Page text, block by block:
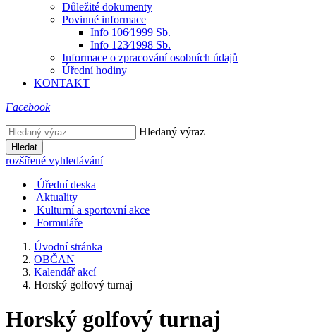
Důležité dokumenty
Povinné informace
Info 106⁄1999 Sb.
Info 123⁄1998 Sb.
Informace o zpracování osobních údajů
Úřední hodiny
KONTAKT
Facebook
Hledaný výraz
Hledat
rozšířené vyhledávání
Úřední deska
Aktuality
Kulturní a sportovní akce
Formuláře
Úvodní stránka
OBČAN
Kalendář akcí
Horský golfový turnaj
Horský golfový turnaj